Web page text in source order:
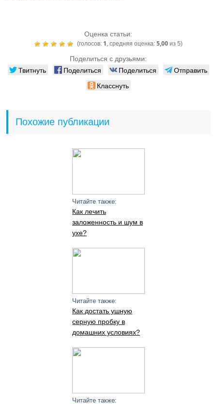
Оценка статьи:
(голосов: 1 , средняя оценка: 5,00из 5)
Поделиться с друзьями:
Твитнуть Поделиться Поделиться
Отправить
Класснуть
Похожие публикации
Читайте также:
Как лечить
заложенность и шум в
ухе?
Читайте также:
Как достать ушную
серную пробку в
домашних условиях?
Читайте также: